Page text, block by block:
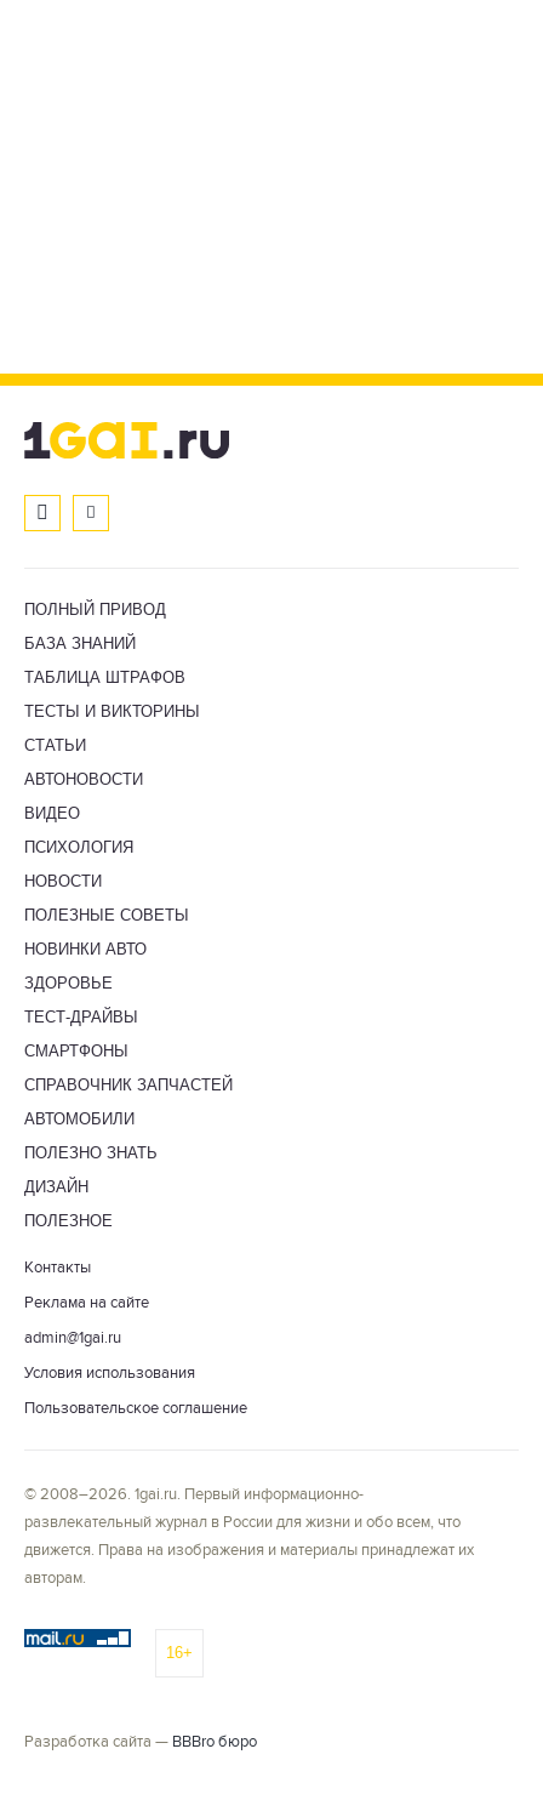
ПОЛНЫЙ ПРИВОД
БАЗА ЗНАНИЙ
ТАБЛИЦА ШТРАФОВ
ТЕСТЫ И ВИКТОРИНЫ
СТАТЬИ
АВТОНОВОСТИ
ВИДЕО
ПСИХОЛОГИЯ
НОВОСТИ
ПОЛЕЗНЫЕ СОВЕТЫ
НОВИНКИ АВТО
ЗДОРОВЬЕ
ТЕСТ-ДРАЙВЫ
СМАРТФОНЫ
СПРАВОЧНИК ЗАПЧАСТЕЙ
АВТОМОБИЛИ
ПОЛЕЗНО ЗНАТЬ
ДИЗАЙН
ПОЛЕЗНОЕ
Контакты
Реклама на сайте
admin@1gai.ru
Условия использования
Пользовательское соглашение
© 2008–2026. 1gai.ru. Первый информационно-
развлекательный журнал в России для жизни и обо всем, что
движется. Права на изображения и материалы принадлежат их
авторам.
16+
Разработка сайта — BBBro бюро